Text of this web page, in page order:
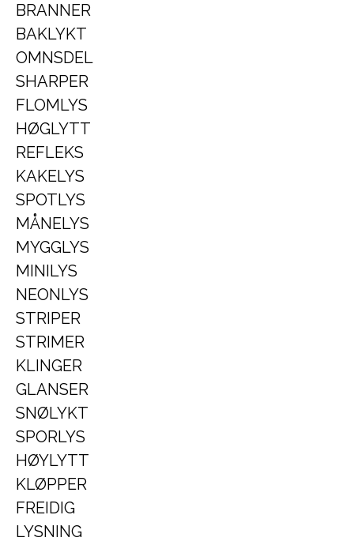
BRANNER
BAKLYKT
OMNSDEL
SHARPER
FLOMLYS
HØGLYTT
REFLEKS
KAKELYS
SPOTLYS
MÅNELYS
MYGGLYS
MINILYS
NEONLYS
STRIPER
STRIMER
KLINGER
GLANSER
SNØLYKT
SPORLYS
HØYLYTT
KLØPPER
FREIDIG
LYSNING